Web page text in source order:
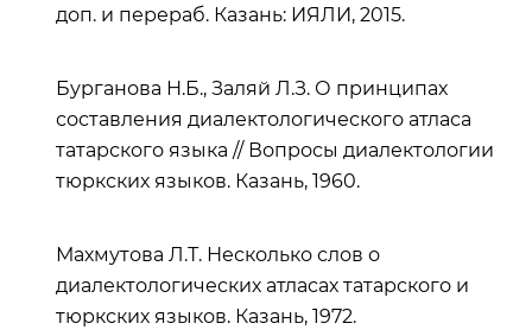
доп. и перераб. Казань: ИЯЛИ, 2015.
Бурганова Н.Б., Заляй Л.З. О принципах
составления диалектологического атласа
татарского языка // Вопросы диалектологии
тюркских языков. Казань, 1960.
Махмутова Л.Т. Несколько слов о
диалектологических атласах татарского и
тюркских языков. Казань, 1972.